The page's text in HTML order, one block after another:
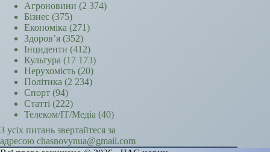
Агроновини (2 374)
Бізнес (375)
Економіка (271)
Здоров’я (352)
Інциденти (412)
Культура (17 173)
Нерухомість (20)
Політика (2 234)
Спорт (94)
Статті (222)
Телеком/ІТ/Медіа (40)
З усіх питань звертайтеся за
адресою chasnovynua@gmail.com